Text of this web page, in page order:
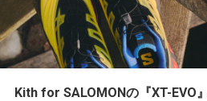
Kith for SALOMONの『XT-EVO